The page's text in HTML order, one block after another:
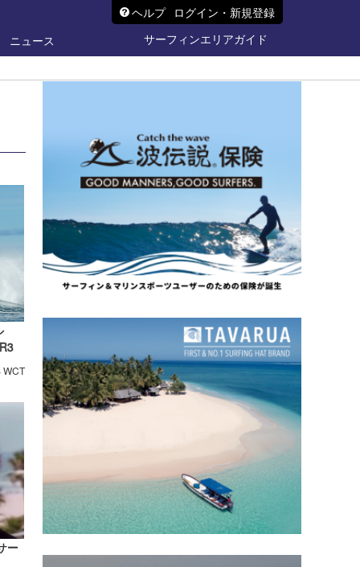
ヘルプ ログイン・新規登録
ニュース
サーフィンエリアガイド
WCT
ー